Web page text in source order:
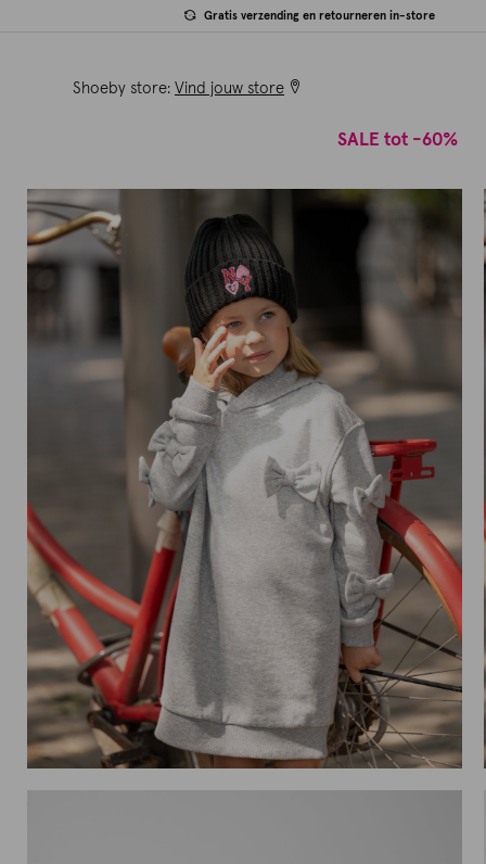
Gratis verzending en retourneren in-store
Shoeby store: Vind jouw store
SALE tot -60%